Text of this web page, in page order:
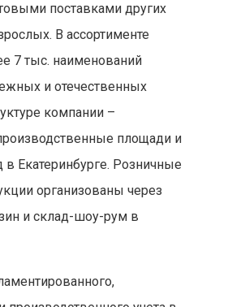
поставками других
В ассортименте
7 тыс. наименований
и отечественных
компании –
площади и
Екатеринбурге. Розничные
организованы через
и склад-шоу-рум в